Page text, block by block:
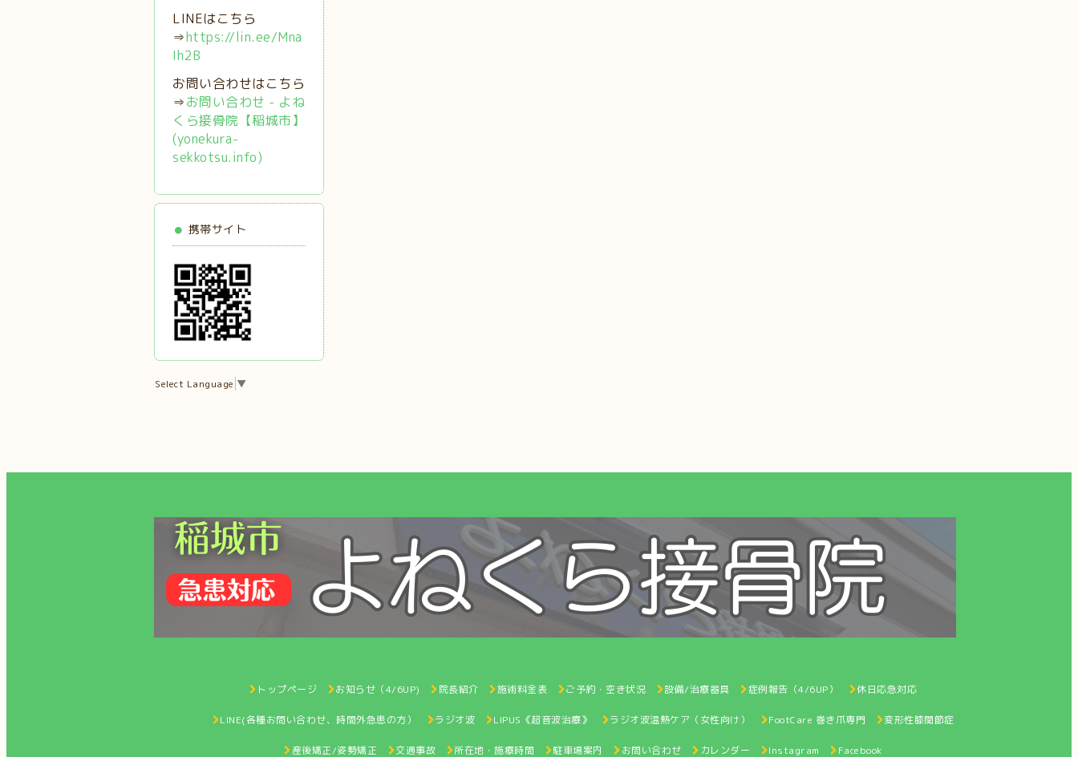
LINEはこちら
⇒https://lin.ee/Mna
Ih2B
お問い合わせはこちら
⇒お問い合わせ - よね
くら接骨院【稲城市】
(yonekura-
sekkotsu.info)
携帯サイト
Select Language ▼
トップページ お知らせ（4/6UP) 院長紹介 施術料金表 ご予約・空き状況 設備/治療器具 症例報告（4/6UP） 休日応急対応
LINE(各種お問い合わせ、時間外急患の方） ラジオ波 LIPUS《超音波治療》 ラジオ波温熱ケア（女性向け） FootCare 巻き爪専門 変形性膝関節症
産後矯正/姿勢矯正 交通事故 所在地・施療時間 駐車場案内 お問い合わせ カレンダー Instagram Facebook